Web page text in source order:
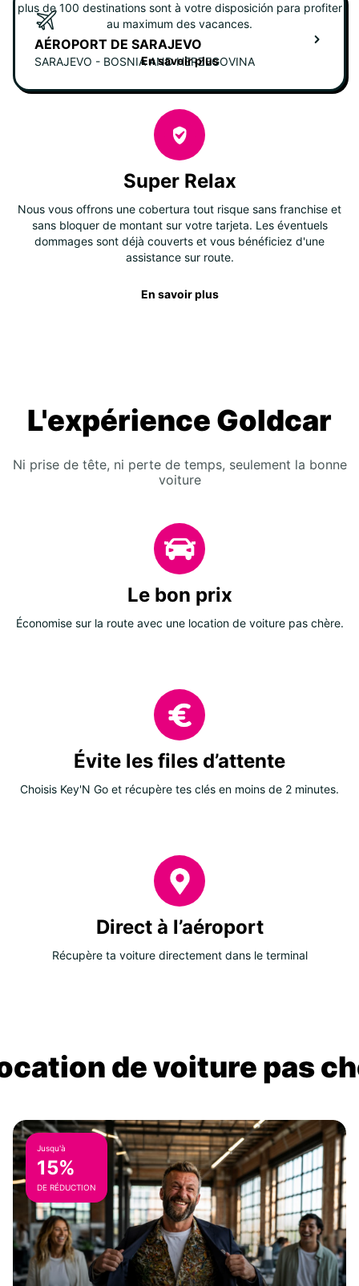
AÉROPORT DE SARAJEVO
SARAJEVO - BOSNIA AND HERZEGOVINA
plus de 100 destinations sont à votre disposición para profiter
au maximum des vacances.
En savoir plus
Super Relax
Nous vous offrons une cobertura tout risque sans franchise et
sans bloquer de montant sur votre tarjeta. Les éventuels
dommages sont déjà couverts et vous bénéficiez d'une
assistance sur route.
En savoir plus
L'expérience Goldcar
Ni prise de tête, ni perte de temps, seulement la bonne
voiture
Le bon prix
Économise sur la route avec une location de voiture pas chère.
Évite les files d’attente
Choisis Key'N Go et récupère tes clés en moins de 2 minutes.
Direct à l’aéroport
Récupère ta voiture directement dans le terminal
de voiture pas
Jusqu'à
15%
DE RÉDUCTION